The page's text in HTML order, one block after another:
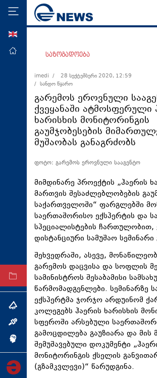
მთავარი
ეკონომიკა
მსოფლიო
ჯანდაცვა
საზოგადოება
რეგიონი
კულტურა
სპორტი
ტექნოლოგიები
ტაბლოიდი
არქივი
ინტერვიუ
საზოგადოება
imedi /
28 სექტემბერი 2020, 12:59
/ სანდო წყარო
გარემოს ეროვნული
ქვეყანაში ატმოსფერული
ხარისხის მონიტორინგის
გაუმჯობესების
მუშაობას განაგრძობს
ფოტო: გარემოს ეროვნული სააგენტო
მიმდინარე პროექტის „ჰაერის
მართვის შესაძლებლობების
საქართველოში“ ფარგლებში
საერთაშორისო ექსპერტის და
სპეციალისტების
დისტანციური სამუშაო
შეხვედრაში, ასევე,
გარემოს დაცვისა და სოფლის
სამინისტროს შესაბამისი
წარმომადგენლები. სემინარზე
ექსპერტმა ჯორჯო არდუინომ
კოლეგებს ჰაერის ხარისხის
სფეროში არსებული
გამოცდილება გაუზიარა და მის
შემუშავებული დოკუმენტი
მონიტორინგის ქსელის
(გზამკვლევი)“ წარუდგინა.